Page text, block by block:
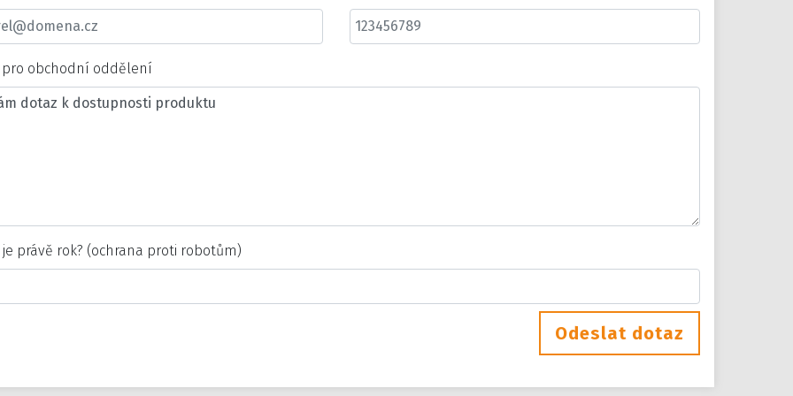
pro obchodní oddělení
je právě rok? (ochrana proti robotům)
Odeslat dotaz